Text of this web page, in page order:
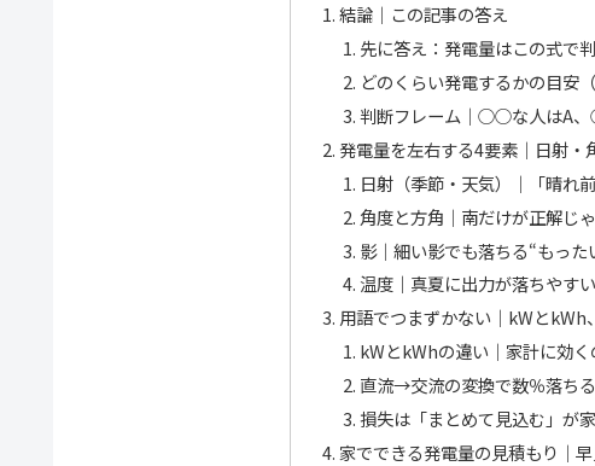
結論｜この記事の答え
先に答え：発電量はこの式で
どのくらい発電するかの目安
判断フレーム｜○○な人はA
発電量を左右する4要素｜日射・
日射（季節・天気）｜「晴れ
角度と方角｜南だけが正解じ
影｜細い影でも落ちる“もった
温度｜真夏に出力が落ちやす
用語でつまずかない｜kWとkWh
kWとkWhの違い｜家計に効
直流→交流の変換で数％落ちる
損失は「まとめて見込む」が
家でできる発電量の見積もり｜